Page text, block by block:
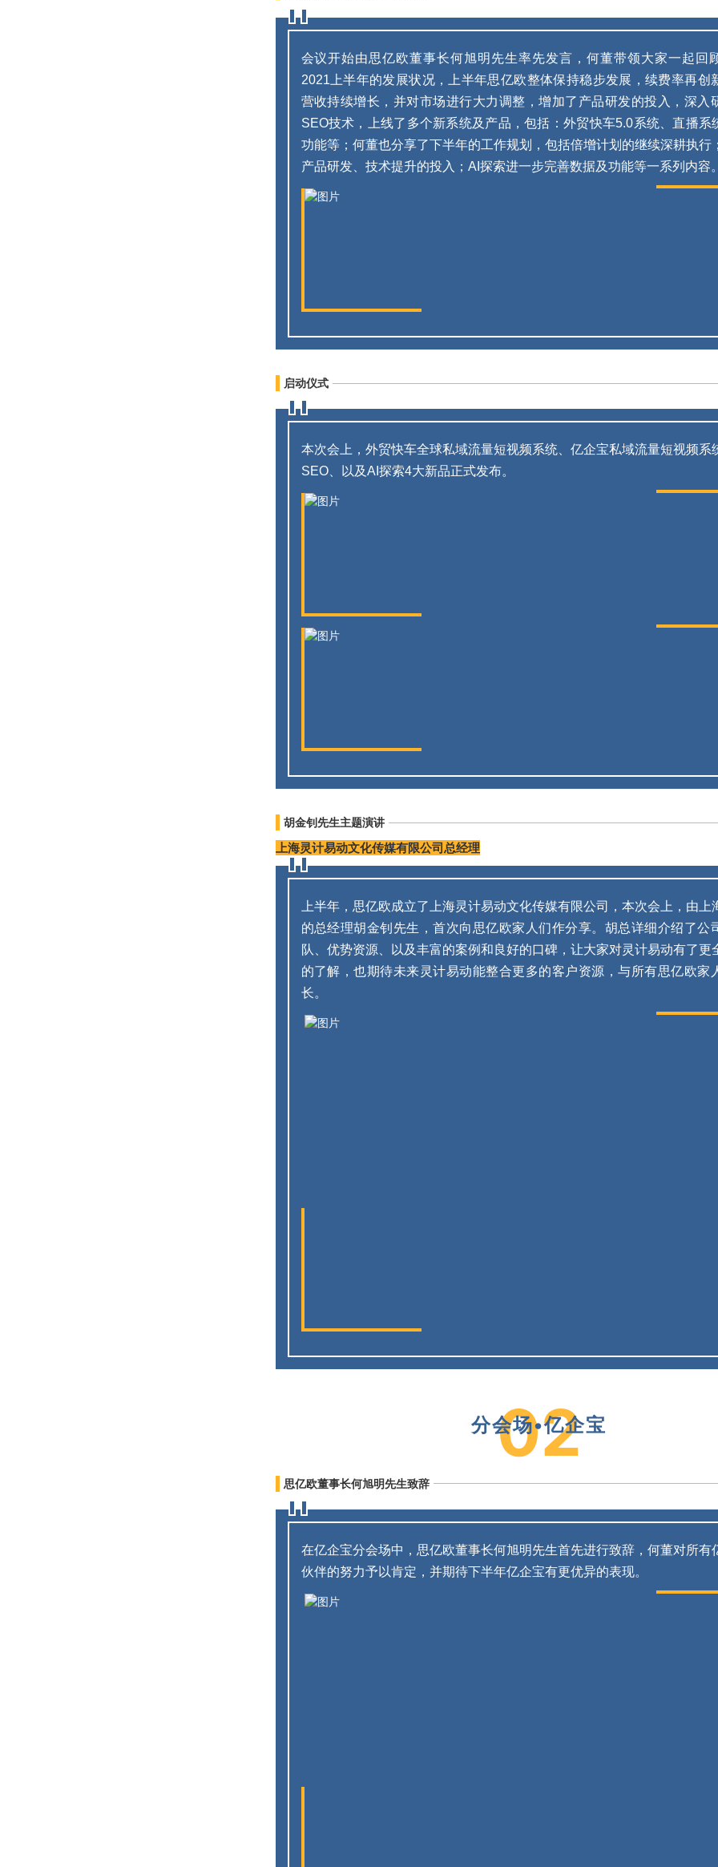
会议开始由思亿欧董事长何旭明先生率先发言，何董带领大家一起回
2021上半年的发展状况，上半年思亿欧整体保持稳步发展，续费率再创
营收持续增长，并对市场进行大力调整，增加了产品研发的投入，深入
SEO技术，上线了多个新系统及产品，包括：外贸快车5.0系统、直播系
功能等；何董也分享了下半年的工作规划，包括倍增计划的继续深耕执行
产品研发、技术提升的投入；AI探索进一步完善数据及功能等一系列内容。
启动仪式
本次会上，外贸快车全球私域流量短视频系统、亿企宝私域流量短视频系
SEO、以及AI探索4大新品正式发布。
胡金钊先生主题演讲
上海灵计易动文化传媒有限公司总经理
上半年，思亿欧成立了上海灵计易动文化传媒有限公司，本次会上，由上
的总经理胡金钊先生，首次向思亿欧家人们作分享。胡总详细介绍了公
队、优势资源、以及丰富的案例和良好的口碑，让大家对灵计易动有了更
的了解，也期待未来灵计易动能整合更多的客户资源，与所有思亿欧家
长。
02
分会场•亿企宝
思亿欧董事长何旭明先生致辞
在亿企宝分会场中，思亿欧董事长何旭明先生首先进行致辞，何董对所有
伙伴的努力予以肯定，并期待下半年亿企宝有更优异的表现。